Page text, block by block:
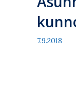
7.9.2018